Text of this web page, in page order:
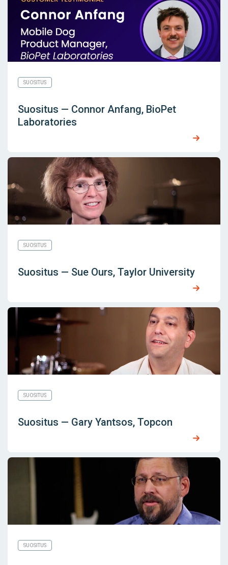
SUOSITUS
Suositus — Connor Anfang, BioPet
Laboratories
SUOSITUS
Suositus — Sue Ours, Taylor University
SUOSITUS
Suositus — Gary Yantsos, Topcon
SUOSITUS